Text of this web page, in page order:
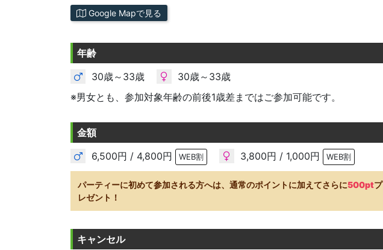
Google Mapで見る
年齢
30歳～33歳
30歳～33歳
※男女とも、参加対象年齢の前後1歳差まではご参加可能です。
金額
6,500円 / 4,800円
WEB割 3,800円 / 1,000円 WEB割
パーティーに初めて参加される方へは、通常のポイントに加えてさらに500ptプ
レゼント！
キャンセル